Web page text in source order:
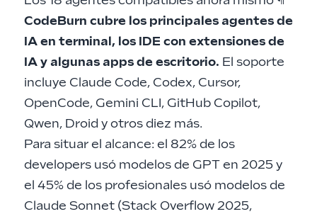
CodeBurn cubre los principales agentes de
IA en terminal, los IDE con extensiones de
IA y algunas apps de escritorio. El soporte
incluye Claude Code, Codex, Cursor,
OpenCode, Gemini CLI, GitHub Copilot,
Qwen, Droid y otros diez más.
Para situar el alcance: el 82% de los
developers usó modelos de GPT en 2025 y
el 45% de los profesionales usó modelos de
Claude Sonnet (Stack Overflow 2025,